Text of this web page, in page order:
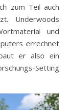
zum Teil auch
Underwoods
und
errechnet
er also ein
Setting